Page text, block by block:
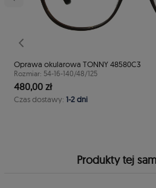
Poprzedni
Oprawa okularowa TONNY 48580C3
Rozmiar: 54-16-140/48/125
480,00 zł
Czas dostawy: 1-2 dni
Produkty tej